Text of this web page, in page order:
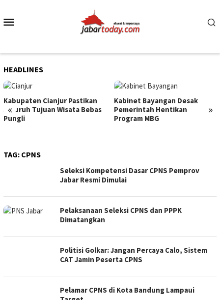
content
HEADLINES
« »
Kabupaten Cianjur Pastikan
Seluruh Tujuan Wisata Bebas
Pungli
Kabinet Bayangan Desak
Pemerintah Hentikan
Program MBG
TAG: CPNS
Seleksi Kompetensi Dasar CPNS Pemprov
Jabar Resmi Dimulai
Pelaksanaan Seleksi CPNS dan PPPK
Dimatangkan
Politisi Golkar: Jangan Percaya Calo, Sistem
CAT Jamin Peserta CPNS
Pelamar CPNS di Kota Bandung Lampaui